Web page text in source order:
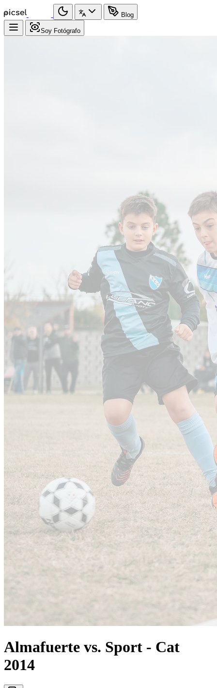
Blog
Soy Fotógrafo
Almafuerte vs. Sport - Cat
2014